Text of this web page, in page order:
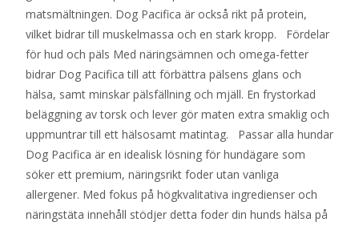
matsmältningen. Dog Pacifica är också rikt på protein,
vilket bidrar till muskelmassa och en stark kropp. Fördelar
för hud och päls Med näringsämnen och omega-fetter
bidrar Dog Pacifica till att förbättra pälsens glans och
hälsa, samt minskar pälsfällning och mjäll. En frystorkad
beläggning av torsk och lever gör maten extra smaklig och
uppmuntrar till ett hälsosamt matintag. Passar alla hundar
Dog Pacifica är en idealisk lösning för hundägare som
söker ett premium, näringsrikt foder utan vanliga
allergener. Med fokus på högkvalitativa ingredienser och
näringstäta innehåll stödjer detta foder din hunds hälsa på